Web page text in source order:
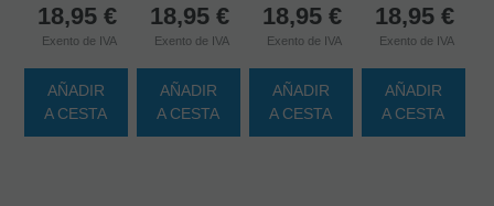
18,95 €
Exento de IVA
AÑADIR
A CESTA
18,95 €
Exento de IVA
AÑADIR
A CESTA
18,95 €
Exento de IVA
AÑADIR
A CESTA
18,95 €
Exento de IVA
AÑADIR
A CESTA